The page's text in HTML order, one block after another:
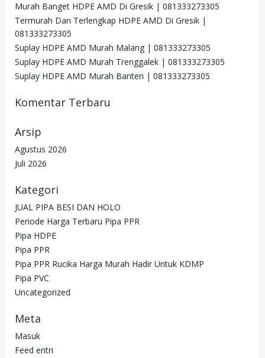
Murah Banget HDPE AMD Di Gresik | 081333273305
Termurah Dan Terlengkap HDPE AMD Di Gresik |
081333273305
Suplay HDPE AMD Murah Malang | 081333273305
Suplay HDPE AMD Murah Trenggalek | 081333273305
Suplay HDPE AMD Murah Banten | 081333273305
Komentar Terbaru
Arsip
Agustus 2026
Juli 2026
Kategori
JUAL PIPA BESI DAN HOLO
Periode Harga Terbaru Pipa PPR
Pipa HDPE
Pipa PPR
Pipa PPR Rucika Harga Murah Hadir Untuk KDMP
Pipa PVC
Uncategorized
Meta
Masuk
Feed entri